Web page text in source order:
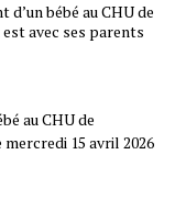
d’un bébé au CHU de
avec ses parents
au CHU de
15 avril 2026